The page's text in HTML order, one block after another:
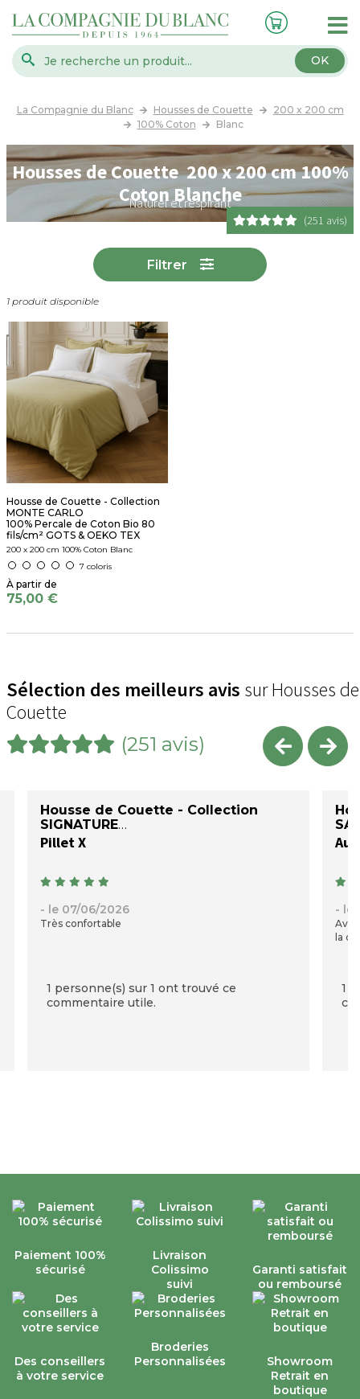
OK
La Compagnie du Blanc Housses de Couette
200 x 200 cm
100% Coton
Blanc
Housses de Couette 200 x 200 cm 100%
Coton Blanche
Naturel et respirant
(251 avis)
Filtrer
1 produit disponible
Housse de Couette - Collection
MONTE CARLO
100% Percale de Coton Bio 80
fils/cm² GOTS & OEKO TEX
200 x 200 cm 100% Coton Blanc
7 coloris
75,00 €
Sélection des meilleurs avis sur Housses de
Couette
(251 avis)
Housse de Couette - Collection
SIGNATURE
Pillet X
- le 07/06/2026
Très confortable
1 personne(s) sur 1 ont trouvé ce
commentaire utile.
- le
la
1
Paiement 100%
sécurisé
Livraison
Colissimo
suivi
Garanti satisfait
ou remboursé
Des conseillers
à votre service
Broderies
Personnalisées
Showroom
Retrait en
boutique